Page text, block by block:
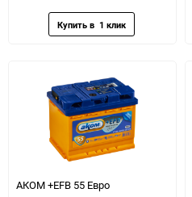
АКОМ +EFB 55 Евро